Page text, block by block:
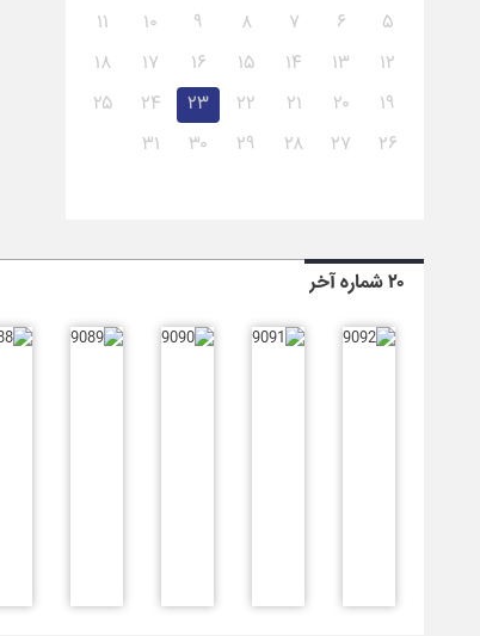
۵
۶ ۷ ۸ ۹ ۱۰
۱۱
۱۲
۱۳ ۱۴ ۱۵ ۱۶ ۱۷
۱۸
۱۹
۲۰ ۲۱ ۲۲ ۲۳ ۲۴
۲۵
۲۶
۲۷ ۲۸ ۲۹ ۳۰ ۳۱
۲۰ شماره آخر